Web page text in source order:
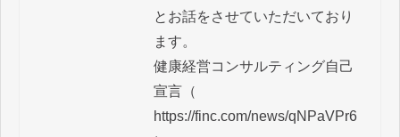
とお話をさせていただいており
ます。
健康経営コンサルティング自己
宣言（
https://finc.com/news/qNPaVPr6